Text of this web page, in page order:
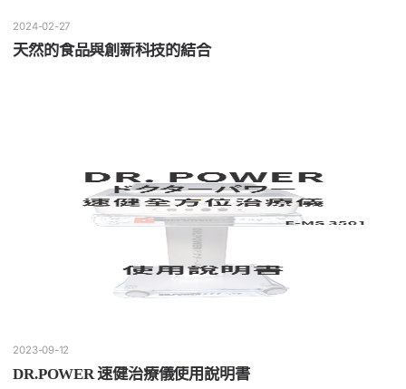
2024-02-27
天然的食品與創新科技的結合
2023-09-12
DR.POWER 速健治療儀使用說明書